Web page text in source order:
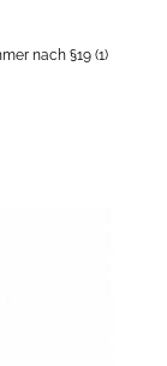
nach §19 (1)